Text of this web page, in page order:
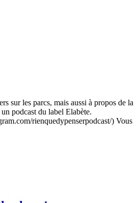
sur les parcs, mais aussi à propos de la
podcast du label Elabète.
rienquedypenserpodcast/) Vous